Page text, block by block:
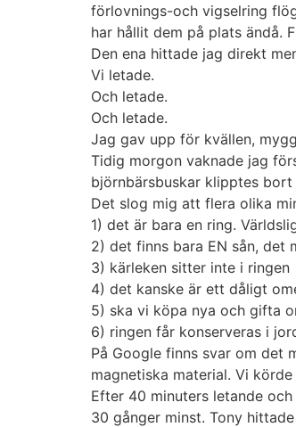
förlovnings-och vigselring
har hållit dem på plats ändå.
Den ena hittade jag direkt
Vi letade.
Och letade.
Och letade.
Jag gav upp för kvällen,
Tidig morgon vaknade jag
björnbärsbuskar klipptes
Det slog mig att flera olika
1) det är bara en ring.
2) det finns bara EN sån, det
3) kärleken sitter inte i ringen
4) det kanske är ett dåligt
5) ska vi köpa nya och gifta
6) ringen får konserveras i
På Google finns svar om det
magnetiska material. Vi
Efter 40 minuters letande
30 gånger minst. Tony